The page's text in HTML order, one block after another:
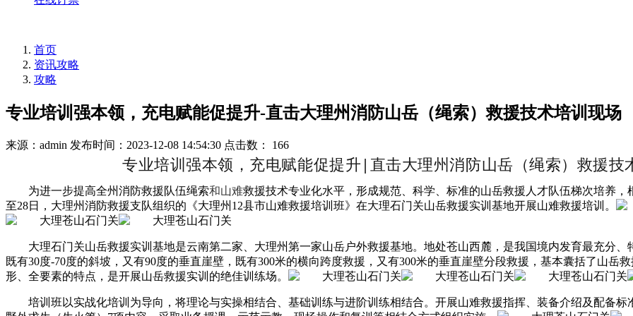
首页
资讯攻略
攻略
专业培训强本领，充电赋能促提升-直击大理州消防山岳（绳索）救援技术培训现场
来源：admin 发布时间：2023-12-08 14:54:30 点击数： 166
专业培训强本领，充电赋能促提升|直击大理州消防山岳（绳索）救援技
为进一步提高全州消防救援队伍绳索和山难救援技术专业化水平，形成规范、科学、标准的山岳救援人才队伍梯次培养，
至28日，大理州消防救援支队组织的《大理州12县市山难救援培训班》在大理石门关山岳救援实训基地开展山难救援培训。
大理石门关山岳救援实训基地是云南第二家、大理州第一家山岳户外救援基地。 地处苍山西麓，是我国境内发育最充分
既有30度-70度的斜坡，又有90度的垂直崖壁，既有300米的横向跨度救援，又有300米的垂直崖壁分段救援，基本囊括了山岳
形、全要素的特点，是开展山岳救援实训的绝佳训练场。
培训班以实战化培训为导向，将理论与实操相结合、基础训练与进阶训练相结合。开展山难救援指挥、装备介绍及配备